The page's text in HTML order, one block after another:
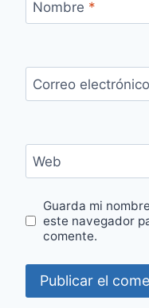
Nombre *
Correo electrónico
Web
Guarda mi
este navegador
comente.